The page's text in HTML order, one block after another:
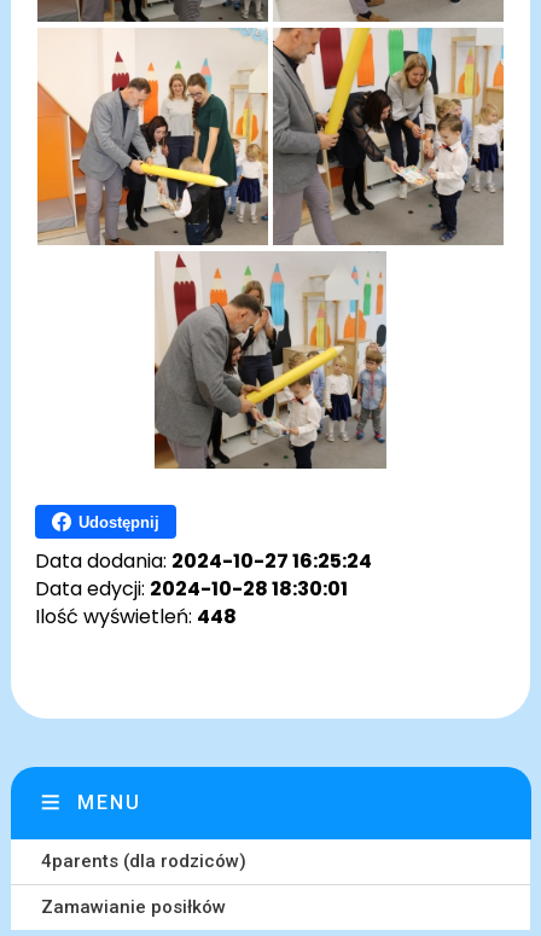
Udostępnij
Data dodania: 2024-10-27 16:25:24
Data edycji: 2024-10-28 18:30:01
Ilość wyświetleń: 448
MENU
4parents (dla rodziców)
Zamawianie posiłków